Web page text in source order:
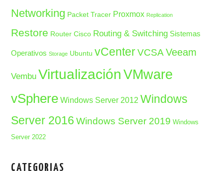
Networking Packet Tracer Proxmox Replication
Restore Router Cisco Routing & Switching Sistemas
Operativos Storage Ubuntu vCenter VCSA Veeam
Vembu Virtualización VMware
vSphere Windows Server 2012 Windows
Server 2016 Windows Server 2019 Windows
Server 2022
CATEGORIAS